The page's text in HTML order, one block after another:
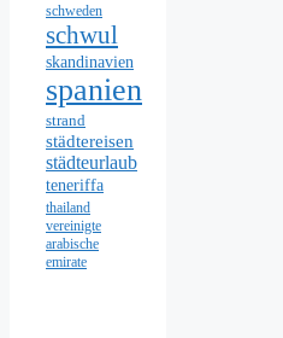
schweden
schwul
skandinavien
spanien
strand
städtereisen
städteurlaub
teneriffa
thailand
vereinigte
arabische
emirate